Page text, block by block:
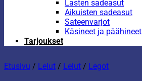
Lasten sadeasut
Aikuisten sadeasut
Sateenvarjot
Käsineet ja päähineet
Tarjoukset
Etusivu / Lelut / Lelut / Legot